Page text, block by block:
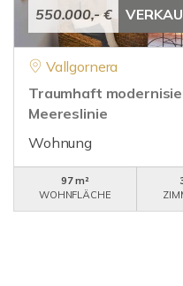
550.000,- €
Vallgornera
Traumhaft
Meereslinie
Wohnung
97 m²
WOHNFLÄCHE